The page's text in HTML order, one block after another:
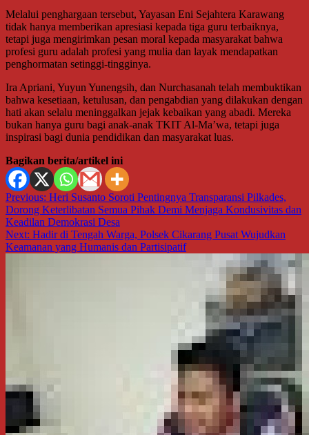
Melalui penghargaan tersebut, Yayasan Eni Sejahtera Karawang
tidak hanya memberikan apresiasi kepada tiga guru terbaiknya,
tetapi juga mengirimkan pesan moral kepada masyarakat bahwa
profesi guru adalah profesi yang mulia dan layak mendapatkan
penghormatan setinggi-tingginya.
Ira Apriani, Yuyun Yunengsih, dan Nurchasanah telah membuktikan
bahwa kesetiaan, ketulusan, dan pengabdian yang dilakukan dengan
hati akan selalu meninggalkan jejak kebaikan yang abadi. Mereka
bukan hanya guru bagi anak-anak TKIT Al-Ma’wa, tetapi juga
inspirasi bagi dunia pendidikan dan masyarakat luas.
Bagikan berita/artikel ini
Navigasi
pos
Previous: Heri Susanto Soroti Pentingnya Transparansi Pilkades,
Dorong Keterlibatan Semua Pihak Demi Menjaga Kondusivitas dan
Keadilan Demokrasi Desa
Next: Hadir di Tengah Warga, Polsek Cikarang Pusat Wujudkan
Keamanan yang Humanis dan Partisipatif